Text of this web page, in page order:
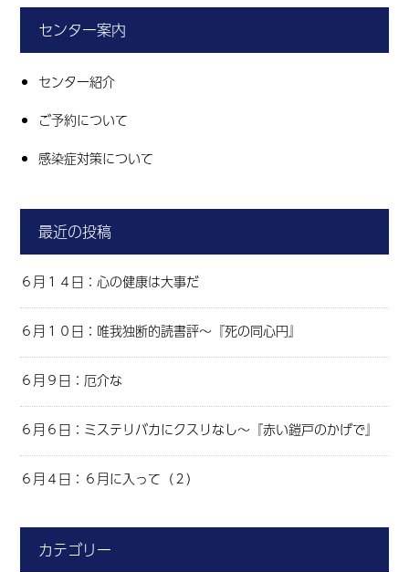
センター案内
センター紹介
ご予約について
感染症対策について
最近の投稿
６月１４日：心の健康は大事だ
６月１０日：唯我独断的読書評～『死の同心円』
６月９日：厄介な
６月６日：ミステリバカにクスリなし～『赤い鎧戸のかげで』
６月４日：６月に入って（２）
カテゴリー